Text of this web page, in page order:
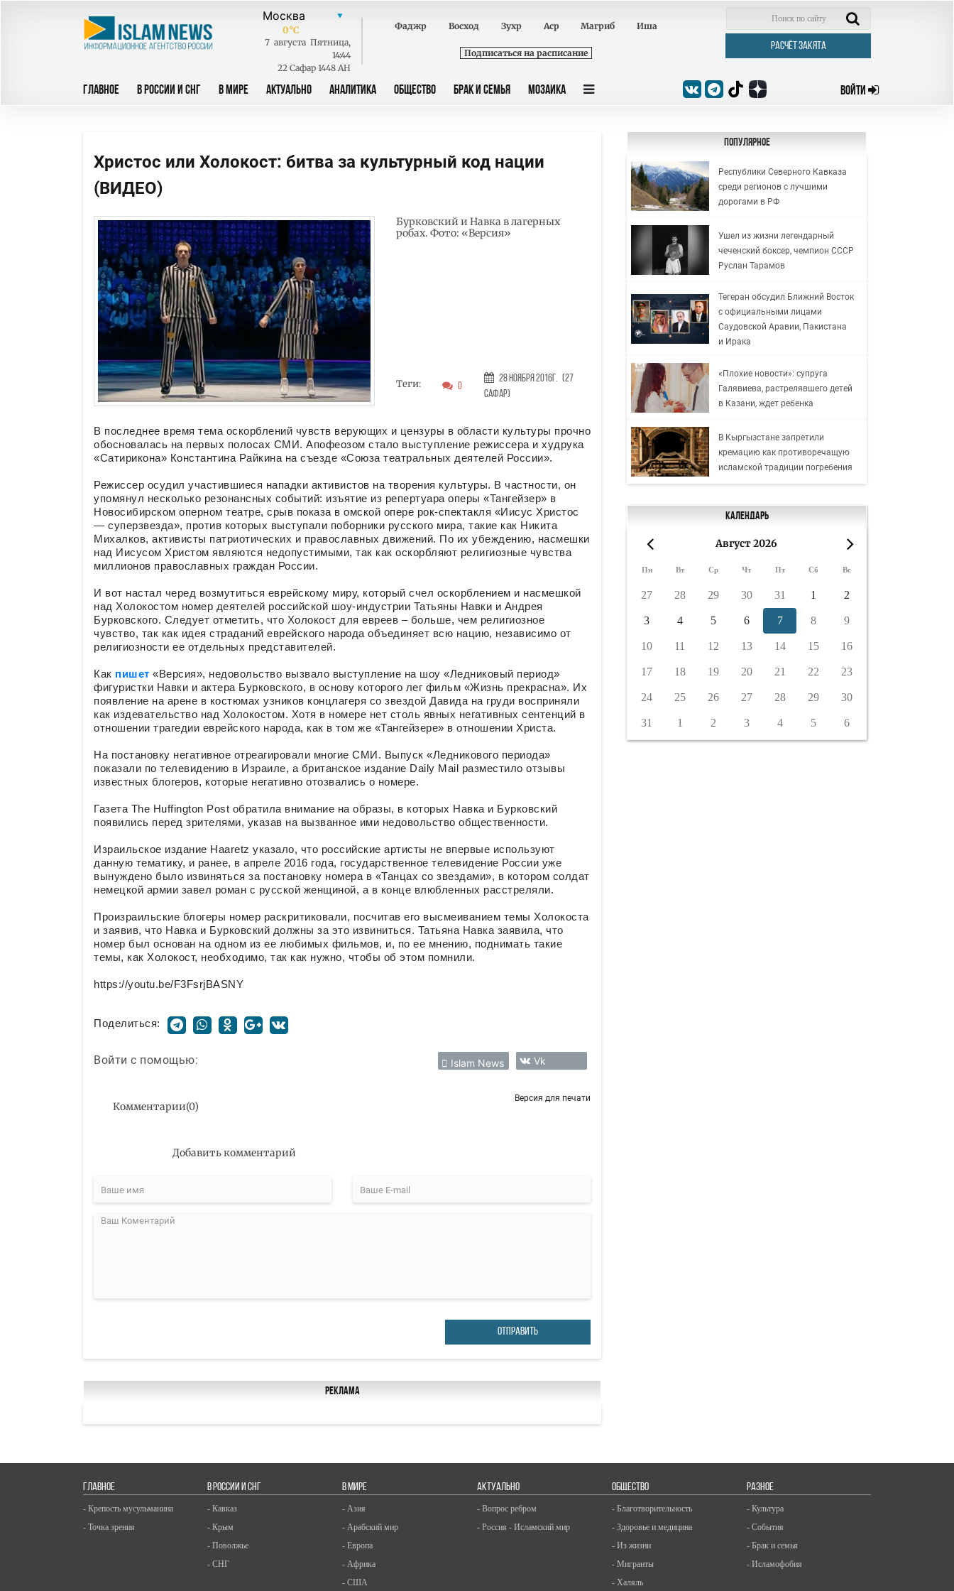
0°C
7 августа Пятница,
14:44
22 Сафар 1448 AH
Фаджр Восход Зухр Аср Магриб Иша
Подписаться на расписание
РАСЧЁТ ЗАКЯТА
ГЛАВНОЕ В РОССИИ И СНГ В МИРЕ АКТУАЛЬНО АНАЛИТИКА ОБЩЕСТВО БРАК И СЕМЬЯ МОЗАИКА ВОЙТИ
Христос или Холокост: битва за культурный код нации
(ВИДЕО)
Бурковский и Навка в лагерных
робах. Фото: «Версия»
Теги: 0
28 Ноября 2016г. (27
Сафар)
В последнее время тема оскорблений чувств верующих и цензуры в области культуры прочно
обосновалась на первых полосах СМИ. Апофеозом стало выступление режиссера и худрука
«Сатирикона» Константина Райкина на съезде «Союза театральных деятелей России».
Режиссер осудил участившиеся нападки активистов на творения культуры. В частности, он
упомянул несколько резонансных событий: изъятие из репертуара оперы «Тангейзер» в
Новосибирском оперном театре, срыв показа в омской опере рок-спектакля «Иисус Христос
— суперзвезда», против которых выступали поборники русского мира, такие как Никита
Михалков, активисты патриотических и православных движений. По их убеждению, насмешки
над Иисусом Христом являются недопустимыми, так как оскорбляют религиозные чувства
миллионов православных граждан России.
И вот настал черед возмутиться еврейскому миру, который счел оскорблением и насмешкой
над Холокостом номер деятелей российской шоу-индустрии Татьяны Навки и Андрея
Бурковского. Следует отметить, что Холокост для евреев – больше, чем религиозное
чувство, так как идея страданий еврейского народа объединяет всю нацию, независимо от
религиозности ее отдельных представителей.
Как пишет «Версия», недовольство вызвало выступление на шоу «Ледниковый период»
фигуристки Навки и актера Бурковского, в основу которого лег фильм «Жизнь прекрасна». Их
появление на арене в костюмах узников концлагеря со звездой Давида на груди восприняли
как издевательство над Холокостом. Хотя в номере нет столь явных негативных сентенций в
отношении трагедии еврейского народа, как в том же «Тангейзере» в отношении Христа.
На постановку негативное отреагировали многие СМИ. Выпуск «Ледникового периода»
показали по телевидению в Израиле, а британское издание Daily Mail разместило отзывы
известных блогеров, которые негативно отозвались о номере.
Газета The Huffington Post обратила внимание на образы, в которых Навка и Бурковский
появились перед зрителями, указав на вызванное ими недовольство общественности.
Израильское издание Haaretz указало, что российские артисты не впервые используют
данную тематику, и ранее, в апреле 2016 года, государственное телевидение России уже
вынуждено было извиняться за постановку номера в «Танцах со звездами», в котором солдат
немецкой армии завел роман с русской женщиной, а в конце влюбленных расстреляли.
Произраильские блогеры номер раскритиковали, посчитав его высмеиванием темы Холокоста
и заявив, что Навка и Бурковский должны за это извиниться. Татьяна Навка заявила, что
номер был основан на одном из ее любимых фильмов, и, по ее мнению, поднимать такие
темы, как Холокост, необходимо, так как нужно, чтобы об этом помнили.
https://youtu.be/F3FsrjBASNY
Поделиться:
Войти с помощью: Islam News Vk
Комментарии(0)
Версия для печати
Добавить комментарий
ОТПРАВИТЬ
Реклама
Популярное
Республики Северного Кавказа
среди регионов с лучшими
дорогами в РФ
Ушел из жизни легендарный
чеченский боксер, чемпион СССР
Руслан Тарамов
Тегеран обсудил Ближний Восток
с официальными лицами
Саудовской Аравии, Пакистана
и Ирака
«Плохие новости»: супруга
Галявиева, растрелявшего детей
в Казани, ждет ребенка
В Кыргызстане запретили
кремацию как противоречащую
исламской традиции погребения
Календарь
Август 2026
Пн Вт Ср Чт Пт Сб Вс
27 28 29 30 31 1 2
3 4 5 6 7 8 9
10 11 12 13 14 15 16
17 18 19 20 21 22 23
24 25 26 27 28 29 30
31 1 2 3 4 5 6
ГЛАВНОЕ
- Крепость мусульманина
- Точка зрения
В РОССИИ И СНГ
- Кавказ
- Крым
- Поволжье
- СНГ
В МИРЕ
- Азия
- Арабский мир
- Европа
- Африка
- США
АКТУАЛЬНО
- Вопрос ребром
- Россия - Исламский мир
ОБЩЕСТВО
- Благотворительность
- Здоровье и медицина
- Из жизни
- Мигранты
- Халяль
РАЗНОЕ
- Культура
- События
- Брак и семья
- Исламофобия